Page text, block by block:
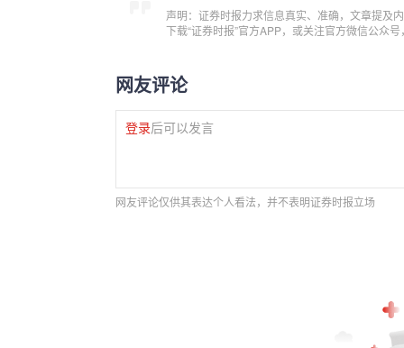
声明：证券时报力求信息真实、准确，文章提及
下载“证券时报”官方APP，或关注官方微信公众
网友评论
登录后可以发言
网友评论仅供其表达个人看法，并不表明证券时报立场